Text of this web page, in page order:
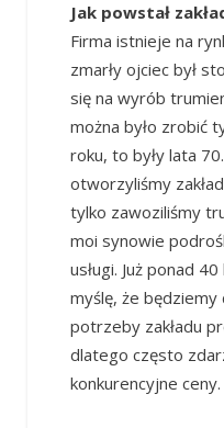
Jak powstał
Firma istnieje na
zmarły ojciec był
się na wyrób
można było zrobić
roku, to były lata
otworzyliśmy
tylko zawoziliśmy
moi synowie
usługi. Już ponad
myślę, że będziemy
potrzeby zakładu
dlatego często
konkurencyjne ceny.